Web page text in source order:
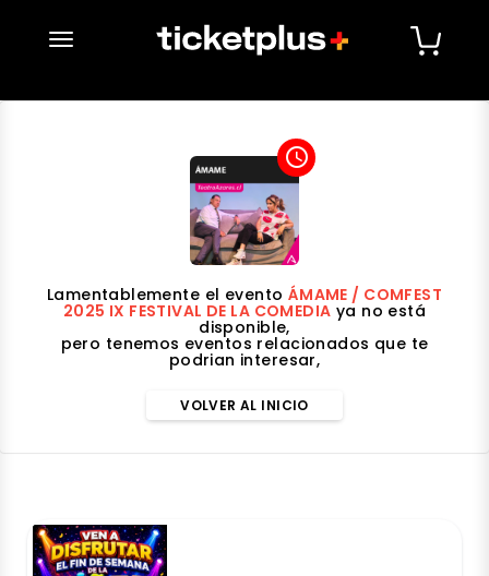
desplegar navegación
access_time
Lamentablemente el evento ÁMAME / COMFEST
2025 IX FESTIVAL DE LA COMEDIA ya no está
disponible,
pero tenemos eventos relacionados que te
podrian interesar,
VOLVER AL INICIO